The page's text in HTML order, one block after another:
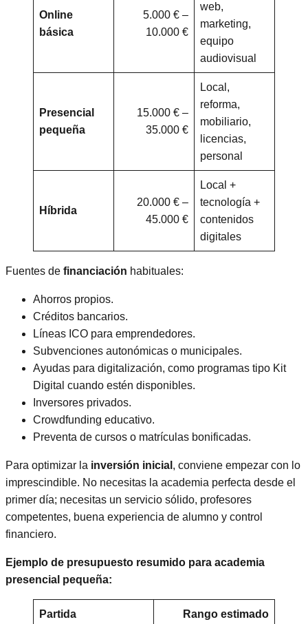
Online
básica
5.000 € –
10.000 €
web,
marketing,
equipo
audiovisual
Presencial
pequeña
15.000 € –
35.000 €
Local,
reforma,
mobiliario,
licencias,
personal
Híbrida
20.000 € –
45.000 €
Local +
tecnología +
contenidos
digitales
Fuentes de financiación habituales:
Ahorros propios.
Créditos bancarios.
Líneas ICO para emprendedores.
Subvenciones autonómicas o municipales.
Ayudas para digitalización, como programas tipo Kit
Digital cuando estén disponibles.
Inversores privados.
Crowdfunding educativo.
Preventa de cursos o matrículas bonificadas.
Para optimizar la inversión inicial , conviene empezar con lo
imprescindible. No necesitas la academia perfecta desde el
primer día; necesitas un servicio sólido, profesores
competentes, buena experiencia de alumno y control
financiero.
Ejemplo de presupuesto resumido para academia
presencial pequeña:
Partida Rango estimado